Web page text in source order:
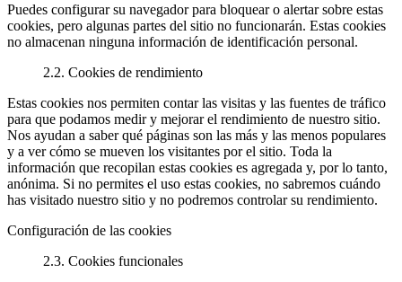
Puedes configurar su navegador para bloquear o alertar sobre estas
cookies, pero algunas partes del sitio no funcionarán. Estas cookies
no almacenan ninguna información de identificación personal.
2.2. Cookies de rendimiento
Estas cookies nos permiten contar las visitas y las fuentes de tráfico
para que podamos medir y mejorar el rendimiento de nuestro sitio.
Nos ayudan a saber qué páginas son las más y las menos populares
y a ver cómo se mueven los visitantes por el sitio. Toda la
información que recopilan estas cookies es agregada y, por lo tanto,
anónima. Si no permites el uso estas cookies, no sabremos cuándo
has visitado nuestro sitio y no podremos controlar su rendimiento.
Configuración de las cookies
2.3. Cookies funcionales